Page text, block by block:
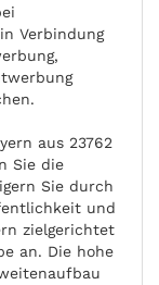
Verbindung
aus 23762
Sie die
Sie durch
und
zielgerichtet
an. Die hohe